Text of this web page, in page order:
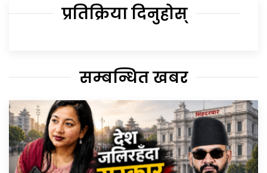
प्रतिक्रिया दिनुहोस्
सम्बन्धित खबर